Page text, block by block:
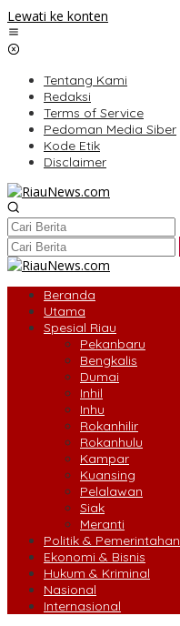
Lewati ke konten
Tentang Kami
Redaksi
Terms of Service
Pedoman Media Siber
Kode Etik
Disclaimer
Beranda
Utama
Spesial Riau
Pekanbaru
Bengkalis
Dumai
Inhil
Inhu
Rokanhilir
Rokanhulu
Kampar
Kuansing
Pelalawan
Siak
Meranti
Politik & Pemerintahan
Ekonomi & Bisnis
Hukum & Kriminal
Nasional
Internasional